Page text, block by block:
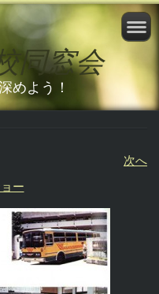
同窓会
めよう！
次へ
ー